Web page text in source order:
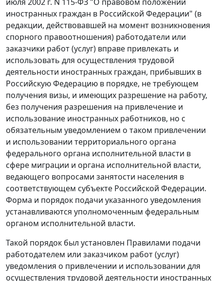
июля 2002 г. N 115-ФЗ "О правовом положении
иностранных граждан в Российской Федерации" (в
редакции, действовавшей на момент возникновения
спорного правоотношения) работодатели или
заказчики работ (услуг) вправе привлекать и
использовать для осуществления трудовой
деятельности иностранных граждан, прибывших в
Российскую Федерацию в порядке, не требующем
получения визы, и имеющих разрешение на работу,
без получения разрешения на привлечение и
использование иностранных работников, но с
обязательным уведомлением о таком привлечении
и использовании территориального органа
федерального органа исполнительной власти в
сфере миграции и органа исполнительной власти,
ведающего вопросами занятости населения в
соответствующем субъекте Российской Федерации.
Форма и порядок подачи указанного уведомления
устанавливаются уполномоченным федеральным
органом исполнительной власти.
Такой порядок был установлен Правилами подачи
работодателем или заказчиком работ (услуг)
уведомления о привлечении и использовании для
осуществления трудовой деятельности иностранных